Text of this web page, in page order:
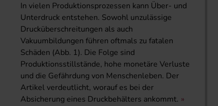
In vielen Produktionsprozessen kann Über- und
Unterdruck entstehen. Sowohl unzulässige
Drucküberschrei­tungen als auch
Vakuumbildungen führen oftmals zu fatalen
Schäden (Abb. 1). Die Folge sind
Produktionsstillstände, hohe monetäre Verluste
und die Gefährdung von Menschenleben. Der
Artikel verdeutlicht, worauf es bei der
Absicherung eines Druck­behälters ankommt.